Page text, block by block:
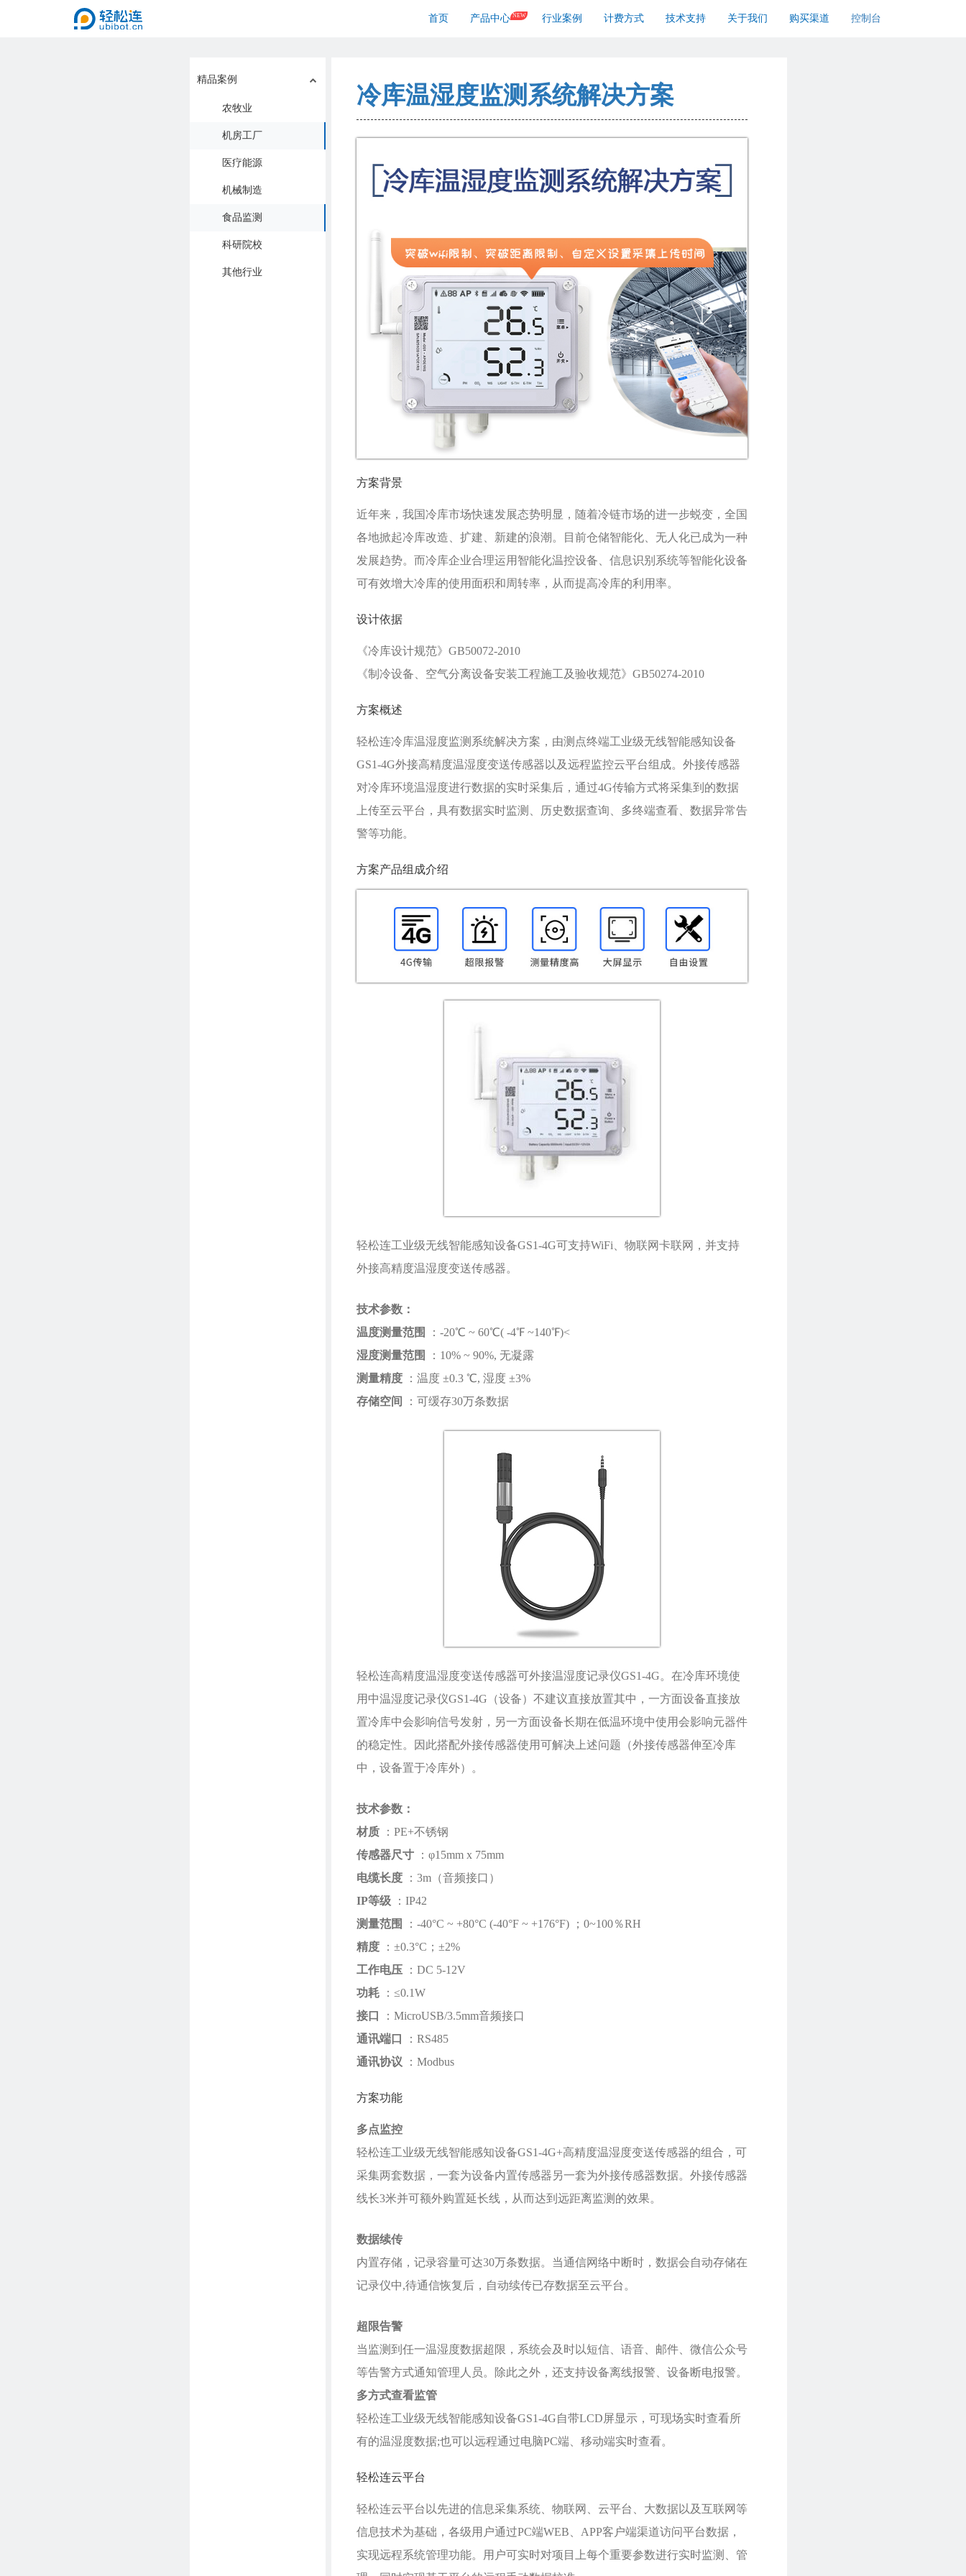
首页 产品中心 NEW 行业案例 计费方式 技术支持 关于我们 购买渠道 控制台
精品案例
农牧业
机房工厂
医疗能源
机械制造
食品监测
科研院校
其他行业
冷库温湿度监测系统解决方案
方案背景
近年来，我国冷库市场快速发展态势明显，随着冷链市场的进一步蜕变，全国
各地掀起冷库改造、扩建、新建的浪潮。目前仓储智能化、无人化已成为一种
发展趋势。而冷库企业合理运用智能化温控设备、信息识别系统等智能化设备
可有效增大冷库的使用面积和周转率，从而提高冷库的利用率。
设计依据
《冷库设计规范》GB50072-2010
《制冷设备、空气分离设备安装工程施工及验收规范》GB50274-2010
方案概述
轻松连冷库温湿度监测系统解决方案，由测点终端工业级无线智能感知设备
GS1-4G外接高精度温湿度变送传感器以及远程监控云平台组成。外接传感器
对冷库环境温湿度进行数据的实时采集后，通过4G传输方式将采集到的数据
上传至云平台，具有数据实时监测、历史数据查询、多终端查看、数据异常告
警等功能。
方案产品组成介绍
轻松连工业级无线智能感知设备GS1-4G可支持WiFi、物联网卡联网，并支持
外接高精度温湿度变送传感器。
技术参数：
温度测量范围
：-20℃ ~ 60℃( -4℉ ~140℉)<
湿度测量范围
：10% ~ 90%, 无凝露
测量精度：温度 ±0.3 ℃, 湿度 ±3%
存储空间 ：可缓存30万条数据
轻松连高精度温湿度变送传感器可外接温湿度记录仪GS1-4G。在冷库环境使
用中温湿度记录仪GS1-4G（设备）不建议直接放置其中，一方面设备直接放
置冷库中会影响信号发射，另一方面设备长期在低温环境中使用会影响元器件
的稳定性。因此搭配外接传感器使用可解决上述问题（外接传感器伸至冷库
中，设备置于冷库外）。
技术参数：
材质：PE+不锈钢
传感器尺寸：φ15mm x 75mm
电缆长度：3m（音频接口）
IP等级
：IP42
测量范围
：-40°C ~ +80°C (-40°F ~ +176°F) ；0~100％RH
精度：±0.3°C；±2%
工作电压：DC 5-12V
功耗：≤0.1W
接口
：MicroUSB/3.5mm音频接口
通讯端口
：RS485
通讯协议
：Modbus
方案功能
多点监控
轻松连工业级无线智能感知设备GS1-4G+高精度温湿度变送传感器的组合，可
采集两套数据，一套为设备内置传感器另一套为外接传感器数据。外接传感器
线长3米并可额外购置延长线，从而达到远距离监测的效果。
数据续传
内置存储，记录容量可达30万条数据。当通信网络中断时，数据会自动存储在
记录仪中,待通信恢复后，自动续传已存数据至云平台。
超限告警
当监测到任一温湿度数据超限，系统会及时以短信、语音、邮件、微信公众号
等告警方式通知管理人员。除此之外，还支持设备离线报警、设备断电报警。
多方式查看监管
轻松连工业级无线智能感知设备GS1-4G自带LCD屏显示，可现场实时查看所
有的温湿度数据;也可以远程通过电脑PC端、移动端实时查看。
轻松连云平台
轻松连云平台以先进的信息采集系统、物联网、云平台、大数据以及互联网等
信息技术为基础，各级用户通过PC端WEB、APP客户端渠道访问平台数据，
实现远程系统管理功能。用户可实时对项目上每个重要参数进行实时监测、管